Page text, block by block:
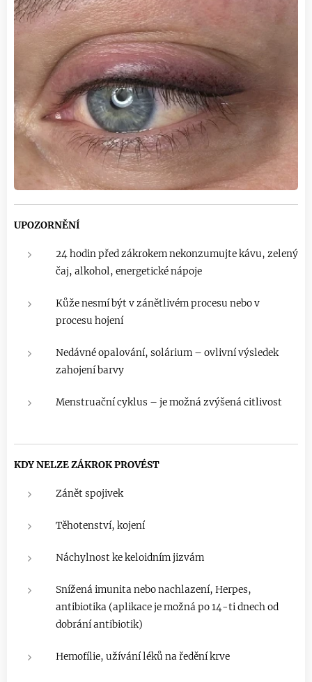
UPOZORNĚNÍ
24 hodin před zákrokem nekonzumujte kávu, zelený
čaj, alkohol, energetické nápoje
Kůže nesmí být v zánětlivém procesu nebo v
procesu hojení
Nedávné opalování, solárium – ovlivní výsledek
zahojení barvy
Menstruační cyklus – je možná zvýšená citlivost
KDY NELZE ZÁKROK PROVÉST
Zánět spojivek
Těhotenství, kojení
Náchylnost ke keloidním jizvám
Snížená imunita nebo nachlazení, Herpes,
antibiotika (aplikace je možná po 14-ti dnech od
dobrání antibiotik)
Hemofílie, užívání léků na ředění krve